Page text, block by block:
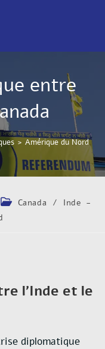
entre
> Amérique du Nord
Canada /
Inde
l'Inde et le
diplomatique